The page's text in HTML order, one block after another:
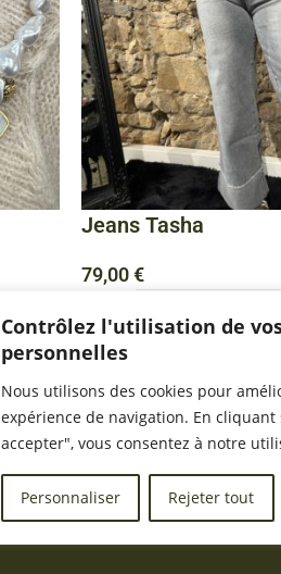
Contrôlez l'utilisation de
personnelles
Nous utilisons des cookies pour
expérience de navigation. En cliquant
accepter", vous consentez à notre
Personnaliser Rejeter tout
Jeans Tasha
79,00€
INFORMATIONS
Mentions légales
Gestion des retours
Gestion des cookies